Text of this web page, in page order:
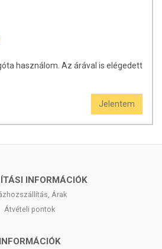
használom. Az árával is elégedett
Jelentem
INFORMÁCIÓK
Árak
Átvételi pontok
INFORMÁCIÓK